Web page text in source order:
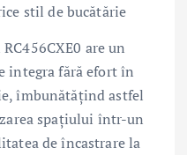
stil de bucătărie
are un
integra fără efort în
îmbunătățind astfel
spațiului într-un
de încastrare la